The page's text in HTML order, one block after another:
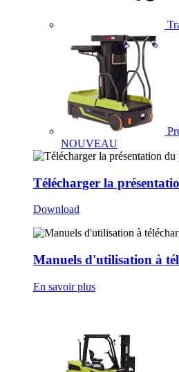
NOUVEAU
Télécharger la
Download
Manuels d'utilisation à
En savoir plus